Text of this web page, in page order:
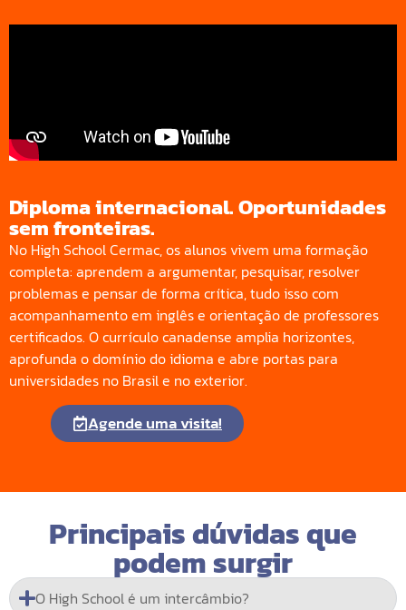
Diploma internacional. Oportunidades
sem fronteiras.
No High School Cermac, os alunos vivem uma formação
completa: aprendem a argumentar, pesquisar, resolver
problemas e pensar de forma crítica, tudo isso com
acompanhamento em inglês e orientação de professores
certificados. O currículo canadense amplia horizontes,
aprofunda o domínio do idioma e abre portas para
universidades no Brasil e no exterior.
Agende uma visita!
Principais dúvidas que
podem surgir
O High School é um intercâmbio?